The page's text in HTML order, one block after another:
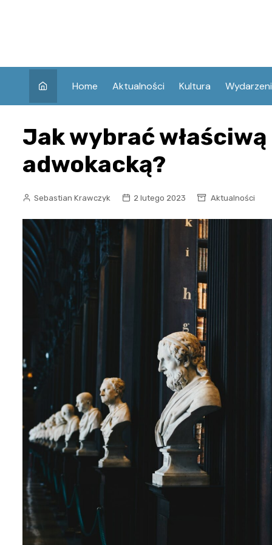
Home Aktualności Kultura
Jak wybrać
adwokacką?
Sebastian Krawczyk 2 lutego 2023 Aktualności